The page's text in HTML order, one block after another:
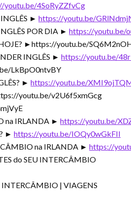
youtu.be/4SoRyZZfvCg
► https://youtu.be/
POR DIA ► https://youtu.be/
HOJE? ►https://youtu.be/
INGLÊS ► https://youtu.be/
LkBpO0ntvBY
► https://youtu.be/
youtu.be/v2U6f5xmGcg
na IRLANDA ► https://youtu.be/
► https://youtu.be/IOQy0wGkFII
na IRLANDA ► https://
do SEU INTERCÂMBIO
INTERCÂMBIO | VIAGENS